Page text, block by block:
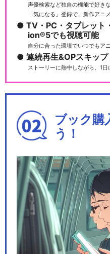
声優検索など独自の機能で好き
「気になる」登録で、新作アニ
TV・PC・タブレッ
ion®5でも視聴可能
自分に合った環境でいつでもア
連続再生&OPスキッ
ストーリーに熱中しながら、1
ブック購
う！